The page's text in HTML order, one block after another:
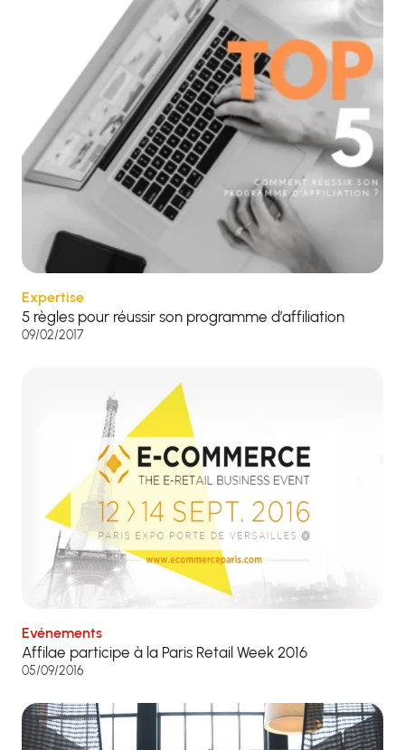
Expertise
5 règles pour réussir son programme d’affiliation
09/02/2017
Evénements
Affilae participe à la Paris Retail Week 2016
05/09/2016